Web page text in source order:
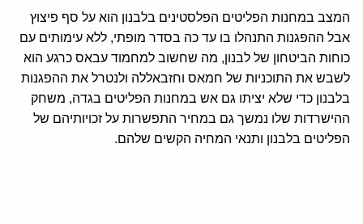
המצב במחנות הפליטים הפלסטינים בלבנון הוא על סף פיצוץ
אבל ההפגנות התנהלו בו עד כה בסדר מופתי, ללא עימותים עם
כוחות הביטחון של לבנון, מה שחשוב למחמוד עבאס כרגע הוא
לשבש את התוכניות של חמאס וחזבאללה ולנטרל את ההפגנות
בלבנון כדי שלא יציתו גם אש במחנות הפליטים בגדה, משחק
ההישרדות שלו נמשך גם במחיר התפשרות על זכויותיהם של
הפליטים בלבנון ותנאי המחיה הקשים שלהם.